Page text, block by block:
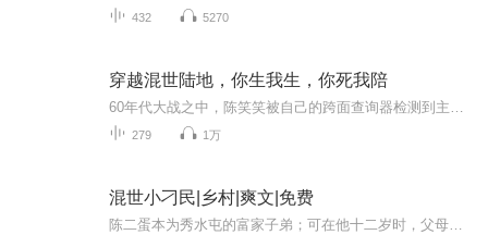
432 5270
穿越混世陆地，你生我生，你死我陪
279 1万
混世小刁民|乡村|爽文|免费